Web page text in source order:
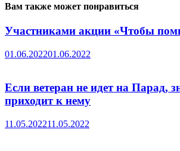
Вам также может понравиться
Участниками акции «Чтобы
01.06.202201.06.2022
Если ветеран не идет на Парад,
приходит к нему
11.05.202211.05.2022